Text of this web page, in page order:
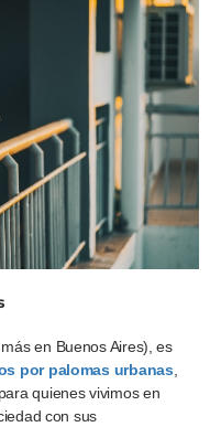
en Buenos Aires), es
por palomas urbanas,
quienes vivimos en
con sus